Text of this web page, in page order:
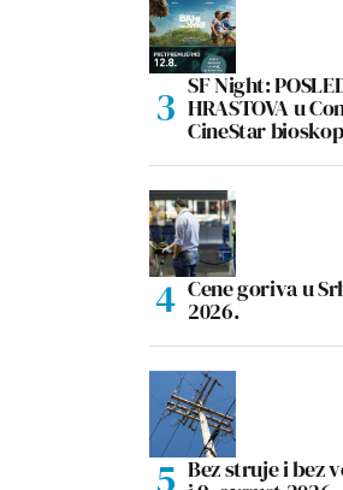
SF Night:
HRASTOVA u
CineStar
Cene goriva u
2026.
Bez struje i bez